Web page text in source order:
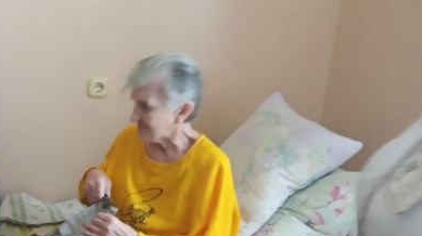
Редакция "ДВ"
Наша гісторыя
Контакты
Правила использования материалов